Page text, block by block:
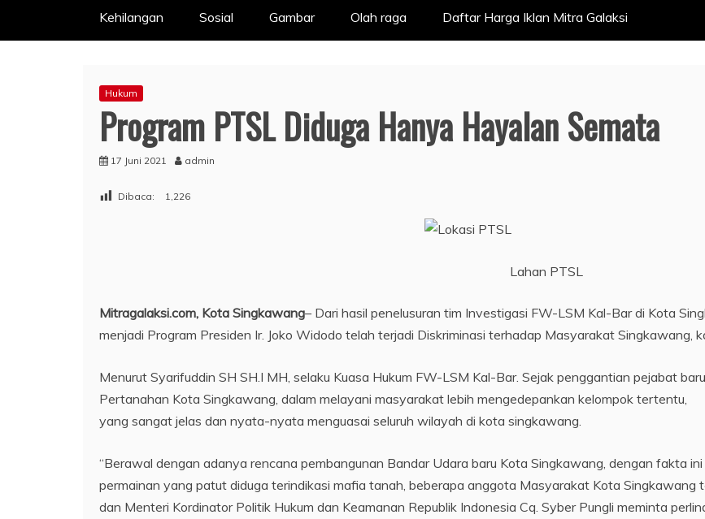
Kehilangan Sosial Gambar Olah raga Daftar Harga Iklan Mitra Galaksi
Hukum
Program PTSL Diduga Hanya Hayalan Semata
17 Juni 2021 admin
Dibaca: 1,226
Lahan PTSL
Mitragalaksi.com, Kota Singkawang– Dari hasil penelusuran tim Investigasi FW-LSM Kal-Bar di Kota
menjadi Program Presiden Ir. Joko Widodo telah terjadi Diskriminasi terhadap Masyarakat Singkawang,
Menurut Syarifuddin SH SH.I MH, selaku Kuasa Hukum FW-LSM Kal-Bar. Sejak penggantian pejabat
Pertanahan Kota Singkawang, dalam melayani masyarakat lebih mengedepankan kelompok tertentu,
yang sangat jelas dan nyata-nyata menguasai seluruh wilayah di kota singkawang.
“Berawal dengan adanya rencana pembangunan Bandar Udara baru Kota Singkawang, dengan fakta
permainan yang patut diduga terindikasi mafia tanah, beberapa anggota Masyarakat Kota Singkawang
dan Menteri Kordinator Politik Hukum dan Keamanan Republik Indonesia Cq. Syber Pungli meminta